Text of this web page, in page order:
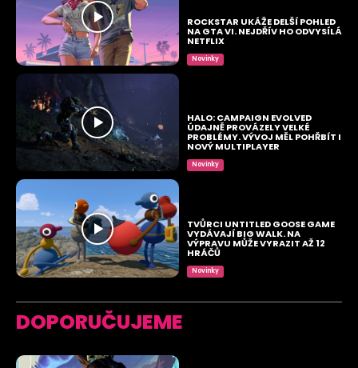
ROCKSTAR UKÁŽE DELŠÍ POHLED
NA GTA VI. NEJDŘÍV HO ODVYSÍLÁ
NETFLIX
Novinky
HALO: CAMPAIGN EVOLVED
ÚDAJNĚ PROVÁZELY VELKÉ
PROBLÉMY. VÝVOJ MĚL POHŘBÍT I
NOVÝ MULTIPLAYER
Novinky
TVŮRCI UNTITLED GOOSE GAME
VYDÁVAJÍ BIG WALK. NA
VÝPRAVU MŮŽE VYRAZIT AŽ 12
HRÁČŮ
Novinky
DOPORUČUJEME